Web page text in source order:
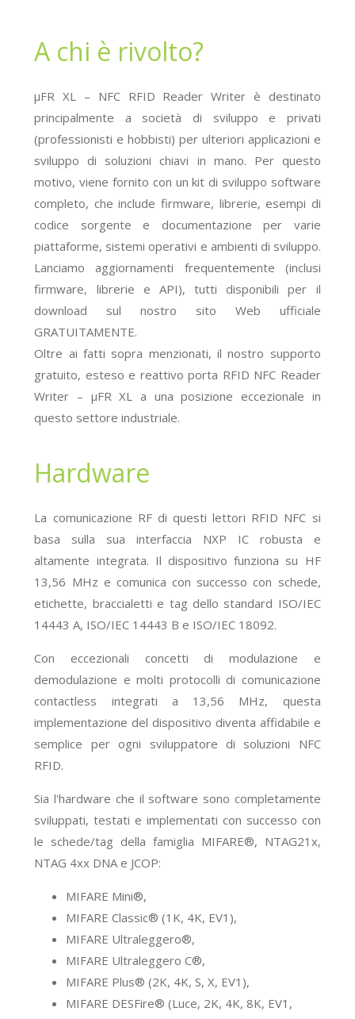
A chi è rivolto?
μFR XL – NFC RFID Reader Writer è destinato
principalmente a società di sviluppo e privati
(professionisti e hobbisti) per ulteriori applicazioni e
sviluppo di soluzioni chiavi in mano. Per questo
motivo, viene fornito con un kit di sviluppo software
completo, che include firmware, librerie, esempi di
codice sorgente e documentazione per varie
piattaforme, sistemi operativi e ambienti di sviluppo.
Lanciamo aggiornamenti frequentemente (inclusi
firmware, librerie e API), tutti disponibili per il
download sul nostro sito Web ufficiale
GRATUITAMENTE.
Oltre ai fatti sopra menzionati, il nostro supporto
gratuito, esteso e reattivo porta RFID NFC Reader
Writer – μFR XL a una posizione eccezionale in
questo settore industriale.
Hardware
La comunicazione RF di questi lettori RFID NFC si
basa sulla sua interfaccia NXP IC robusta e
altamente integrata. Il dispositivo funziona su HF
13,56 MHz e comunica con successo con schede,
etichette, braccialettie tag dello standard ISO/IEC
14443 A, ISO/IEC 14443 B e ISO/IEC 18092.
Con eccezionali concetti di modulazione e
demodulazione e molti protocolli di comunicazione
contactless integrati a 13,56 MHz, questa
implementazione del dispositivo diventa affidabile e
semplice per ogni sviluppatore di soluzioni NFC
RFID.
Sia l'hardware che il software sono completamente
sviluppati, testati e implementati con successo con
le schede/tag della famiglia MIFARE®, NTAG21x,
NTAG 4xx DNA e JCOP:
MIFARE Mini®,
MIFARE Classic® (1K, 4K, EV1),
MIFARE Ultraleggero®,
MIFARE Ultraleggero C®,
MIFARE Plus® (2K, 4K, S, X, EV1),
MIFARE DESFire® (Luce, 2K, 4K, 8K, EV1,